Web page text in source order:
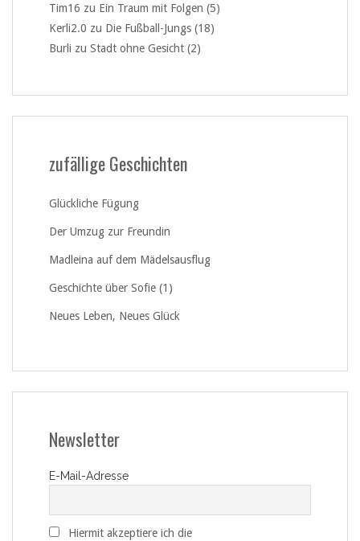
Tim16 zu Ein Traum mit Folgen (5)
Kerli2.0 zu Die Fußball-Jungs (18)
Burli zu Stadt ohne Gesicht (2)
zufällige Geschichten
Glückliche Fügung
Der Umzug zur Freundin
Madleina auf dem Mädelsausflug
Geschichte über Sofie (1)
Neues Leben, Neues Glück
Newsletter
E-Mail-Adresse
Hiermit akzeptiere ich die